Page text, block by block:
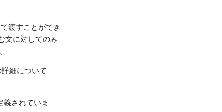
渡すことができ
文に対してのみ
細について
義されていま